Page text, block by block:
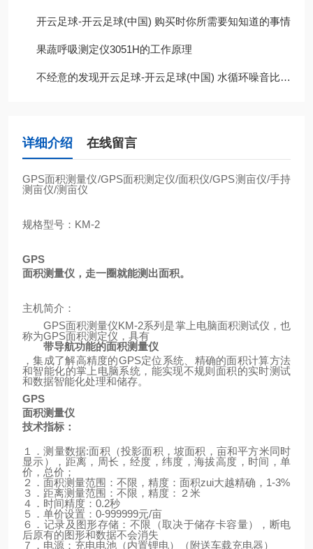
开云足球-开云足球(中国) 购买时你所需要知知道的事情
果蔬呼吸测定仪3051H的工作原理
不经意的发现开云足球-开云足球(中国) 水循环噪音比以前大很多，这是为什么呢?
详细介绍 在线留言
GPS面积测量仪/GPS面积测定仪/面积仪/GPS测亩仪/手持
测亩仪/测亩仪
规格型号： KM-2
GPS
面积测量仪，走一圈就能测出面积。
主机简介：
GPS面积测量仪KM-2系列是掌上电脑面积测试仪，也
称为GPS面积测定仪，具有
带导航功能的面积测量仪
，集成了解高精度的GPS定位系统、精确的面积计算方法
和智能化的掌上电脑系统，能实现不规则面积的实时测试
和数据智能化处理和储存。
GPS
面积测量仪
技术指标：
１．测量数据:面积（投影面积，坡面积，亩和平方米同时
显示），距离，周长，经度，纬度，海拔高度，时间，单
价，总价；
２．面积测量范围：不限，精度：面积zui大越精确， 1-3%
３．距离测量范围：不限，精度：２米
４．时间精度： 0.2秒
５．单价设置： 0-999999元/亩
６．记录及图形存储：不限（取决于储存卡容量），断电
后原有的图形和数据不会消失
７．电源：充电电池（内置锂电）
（附送车载充电器）